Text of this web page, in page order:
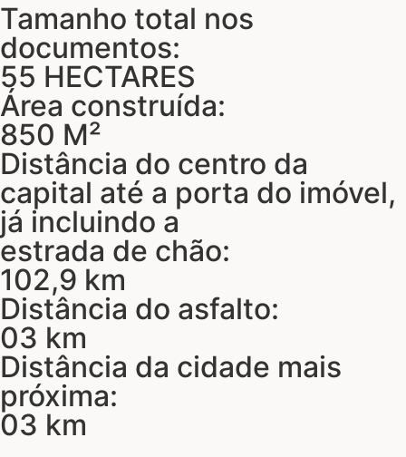
Tamanho total nos
documentos:
55 HECTARES
Área construída:
850 M²
Distância do centro da
capital até a porta do imóvel,
já incluindo a
estrada de chão:
102,9 km
Distância do asfalto:
03 km
Distância da cidade mais
próxima:
03 km